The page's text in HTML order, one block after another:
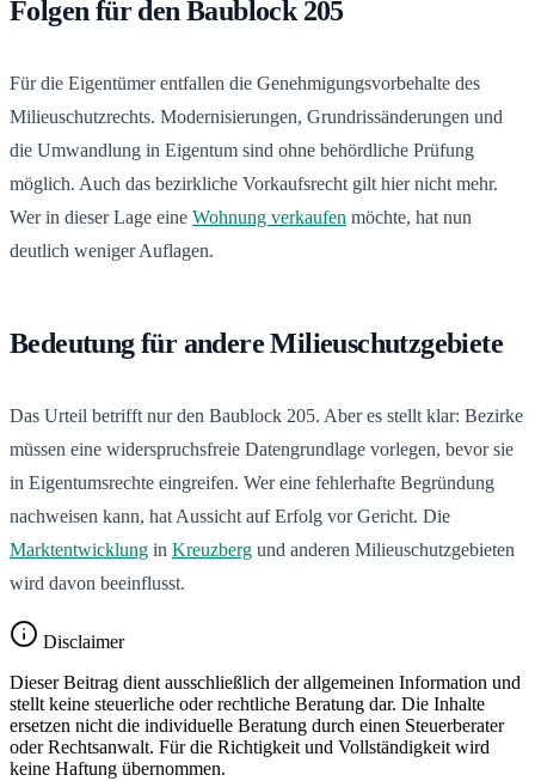
Folgen für den Baublock 205
Für die Eigentümer entfallen die Genehmigungsvorbehalte des
Milieuschutzrechts. Modernisierungen, Grundrissänderungen und
die Umwandlung in Eigentum sind ohne behördliche Prüfung
möglich. Auch das bezirkliche Vorkaufsrecht gilt hier nicht mehr.
Wer in dieser Lage eine Wohnung verkaufen möchte, hat nun
deutlich weniger Auflagen.
Bedeutung für andere Milieuschutzgebiete
Das Urteil betrifft nur den Baublock 205. Aber es stellt klar: Bezirke
müssen eine widerspruchsfreie Datengrundlage vorlegen, bevor sie
in Eigentumsrechte eingreifen. Wer eine fehlerhafte Begründung
nachweisen kann, hat Aussicht auf Erfolg vor Gericht. Die
Marktentwicklung in Kreuzberg und anderen Milieuschutzgebieten
wird davon beeinflusst.
Disclaimer
Dieser Beitrag dient ausschließlich der allgemeinen Information und
stellt keine steuerliche oder rechtliche Beratung dar. Die Inhalte
ersetzen nicht die individuelle Beratung durch einen Steuerberater
oder Rechtsanwalt. Für die Richtigkeit und Vollständigkeit wird
keine Haftung übernommen.